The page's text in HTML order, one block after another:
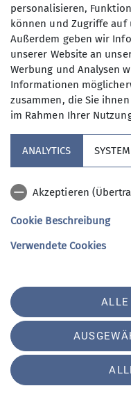
Hiermit erkläre
meine in das
Daten
der
genutzt
meine
kann. *
Mit (*) markierte
sind Pflichtfelder
Sektion Vierseenland des
Hauptstraße 42
82229 Seefeld
Telefon +4981529839280
Datenschutz
personalisieren,
können und Zugriffe auf
Außerdem geben wir
unserer Website an
Werbung und Analysen
Informationen
zusammen, die Sie
im Rahmen Ihrer
ANALYTICS SYSTEM
Akzeptieren
Cookie Beschreibung
Verwendete Cookies
ALLE